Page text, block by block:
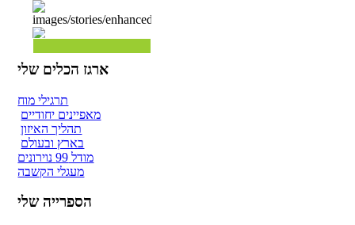
ארגז הכלים שלי
תרגילי מוח
מאפיינים יחודיים
תהליך האיזון
בארץ ובעולם
מודל 99 נוירונים
מעגלי הקשבה
הספרייה שלי